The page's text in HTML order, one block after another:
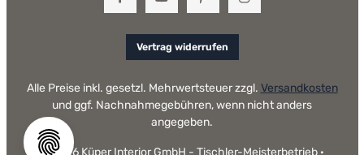
Vertrag widerrufen
Alle Preise inkl. gesetzl. Mehrwertsteuer zzgl. Versandkosten
und ggf. Nachnahmegebühren, wenn nicht anders
angegeben.